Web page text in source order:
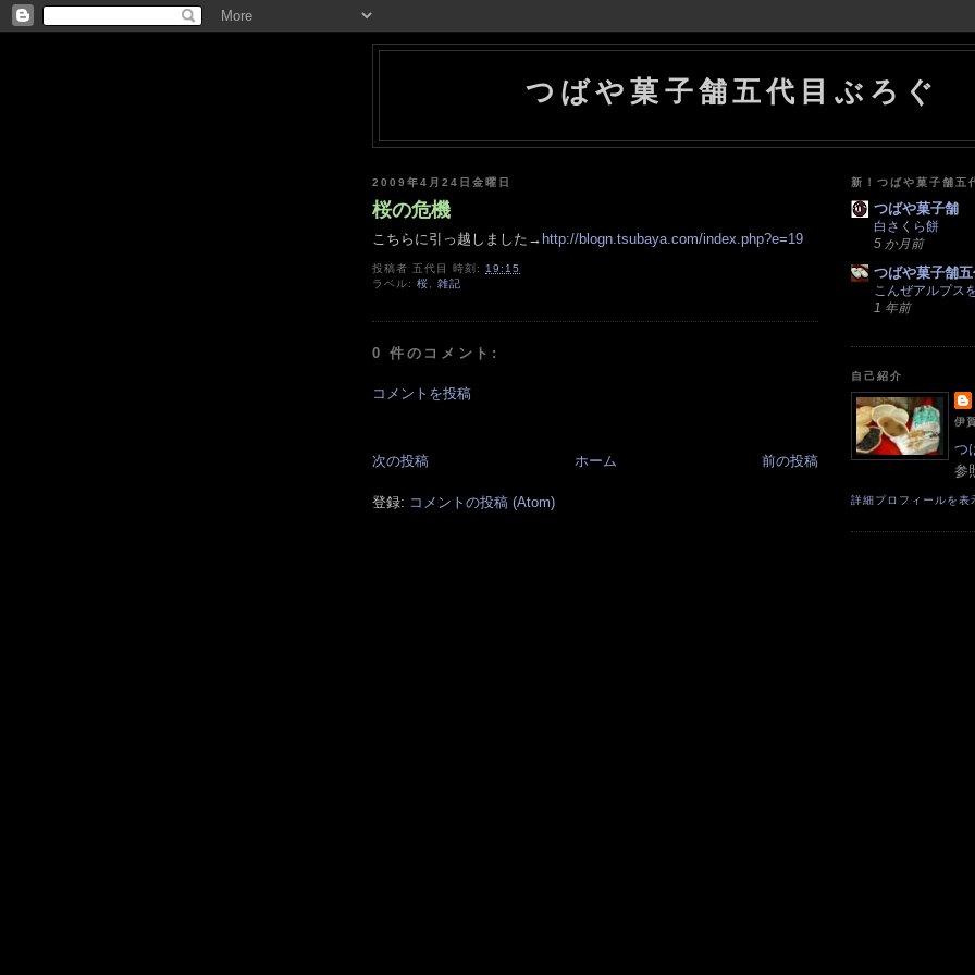
つばや菓子舗五代目ぶろぐ
2009年4月24日金曜日
桜の危機
こちらに引っ越しました→ http://blogn.tsubaya.com/index.php?e=19
投稿者五代目 時刻: 19:15
ラベル:桜 ,雑記
0 件のコメント:
コメントを投稿
次の投稿 前の投稿
ホーム
登録: コメントの投稿 (Atom)
新！つばや菓子舗五
つばや菓子舗
白さくら餅
5 か月前
つばや菓子舗
こんぜアルプス
1 年前
自己紹介
伊
つ
参
詳細プロフィールを表